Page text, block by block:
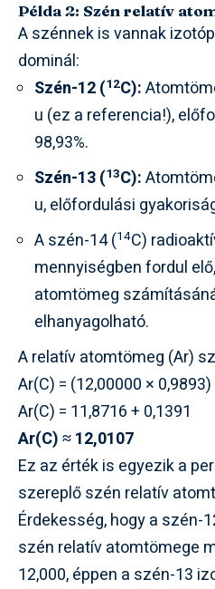
Példa 2: Szén relatív
A szénnek is vannak
dominál:
Szén-12 (12C):
u (ez a referencia!),
98,93%.
Szén-13 (13C):
u, előfordulási
A szén-14 (14C)
mennyiségben fordul
atomtömeg
elhanyagolható.
A relatív atomtömeg (Ar)
Ar(C) = (12,00000 ×
Ar(C) = 11,8716 + 0,1391
Ar(C) ≈ 12,0107
Ez az érték is egyezik a
szereplő szén relatív
Érdekesség, hogy a szén-
szén relatív atomtömege
12,000, éppen a szén-13